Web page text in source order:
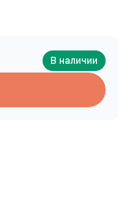
В наличии